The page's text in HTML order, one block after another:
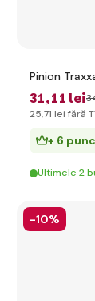
Pinion
31,11 lei
25,71 lei fără
+ 6
Ultimele 2
-10%